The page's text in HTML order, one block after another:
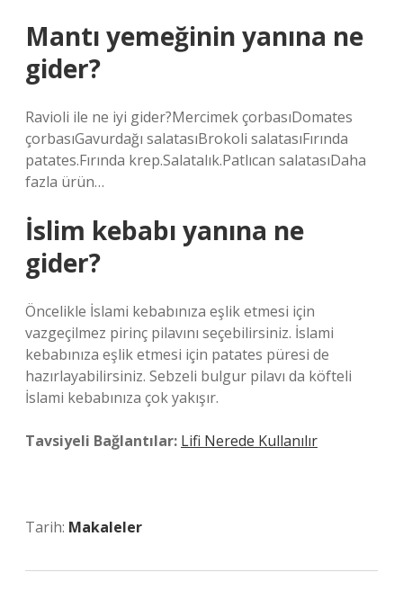
Mantı yemeğinin yanına ne
gider?
Ravioli ile ne iyi gider?Mercimek çorbasıDomates
çorbasıGavurdağı salatasıBrokoli salatasıFırında
patates.Fırında krep.Salatalık.Patlıcan salatasıDaha
fazla ürün…
İslim kebabı yanına ne
gider?
Öncelikle İslami kebabınıza eşlik etmesi için
vazgeçilmez pirinç pilavını seçebilirsiniz. İslami
kebabınıza eşlik etmesi için patates püresi de
hazırlayabilirsiniz. Sebzeli bulgur pilavı da köfteli
İslami kebabınıza çok yakışır.
Tavsiyeli Bağlantılar: Lifi Nerede Kullanılır
Tarih: Makaleler